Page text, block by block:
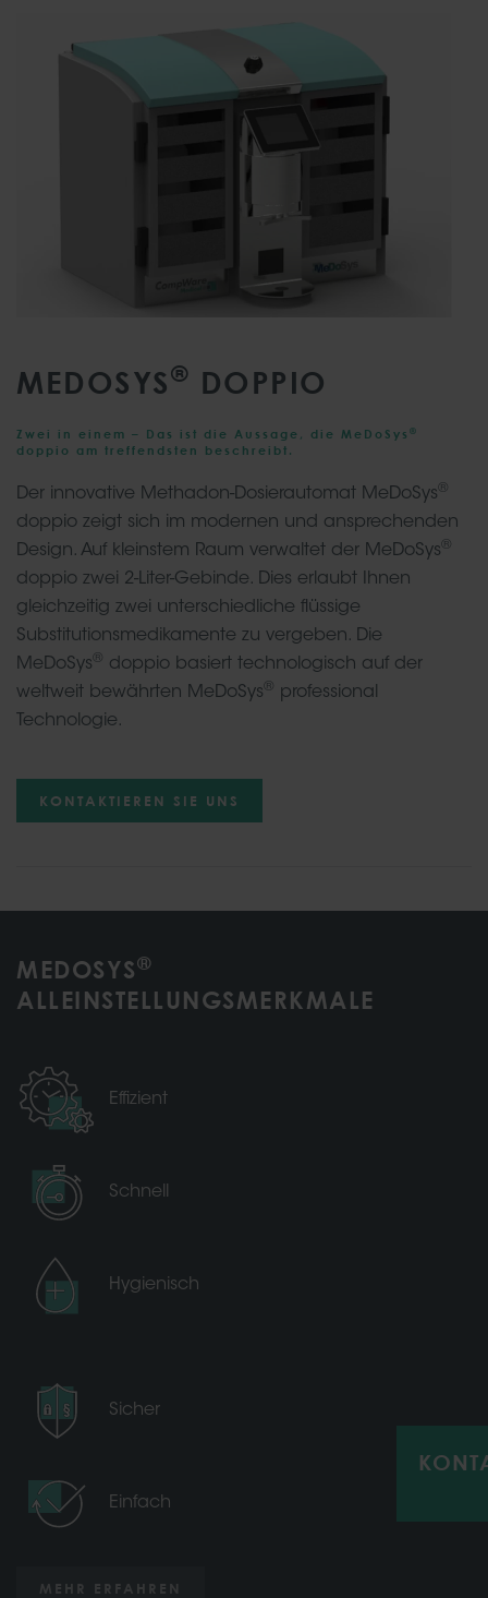
MEDOSYS® DOPPIO
Zwei in einem – Das ist die Aussage, die MeDoSys ®
doppio am treffendsten beschreibt.
Der innovative Methadon-Dosierautomat MeDoSys ®
doppio zeigt sich im modernen und ansprechenden
Design. Auf kleinstem Raum verwaltet der MeDoSys ®
doppio zwei 2-Liter-Gebinde. Dies erlaubt Ihnen
gleichzeitig zwei unterschiedliche flüssige
Substitutionsmedikamente zu vergeben. Die
MeDoSys ® doppio basiert technologisch auf der
weltweit bewährten MeDoSys ® professional
Technologie.
KONTAKTIEREN SIE UNS
MEDOSYS®
ALLEINSTELLUNGSMERKMALE
Effizient
Schnell
Hygienisch
Sicher
Einfach
MEHR ERFAHREN